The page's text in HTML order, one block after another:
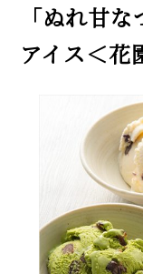
「ぬれ甘
アイス＜花